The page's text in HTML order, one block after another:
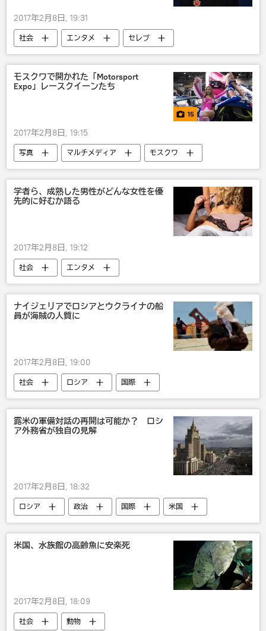
2017年2月8日, 19:31
社会 エンタメ セレブ
モスクワで開かれた「Motorsport
Expo」レースクイーンたち
15
2017年2月8日, 19:15
写真 マルチメディア
モスクワ
ロシア
学者ら、成熟した男性がどんな女性を優
先的に好むか語る
2017年2月8日, 19:12
社会 エンタメ
ナイジェリアでロシアとウクライナの船
員が海賊の人質に
2017年2月8日, 19:00
社会 ロシア
国際
災害・事故・事件
ウクライナ
ナイジェリア
災害・ 謎・発見・スキャンダル
露米の軍備対話の再開は可能か？ ロシ
ア外務省が独自の見解
2017年2月8日, 18:32
ロシア 政治 国際
米国
露米関係
米国、水族館の高齢魚に安楽死
2017年2月8日, 18:09
社会 動物